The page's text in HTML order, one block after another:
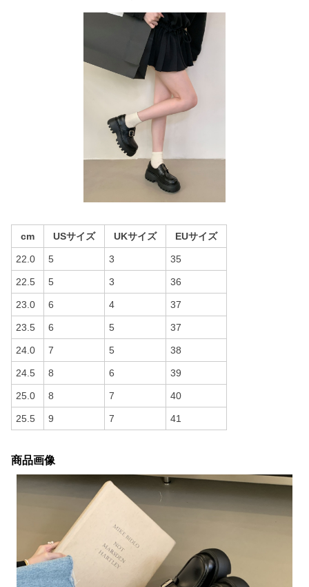
cm USサイズ UKサイズ EUサイズ
22.0 5 3 35
22.5 5 3 36
23.0 6 4 37
23.5 6 5 37
24.0 7 5 38
24.5 8 6 39
25.0 8 7 40
25.5 9 7 41
商品画像